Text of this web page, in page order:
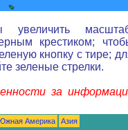
увеличить
крестиком;
кнопку с тире;
зеленые стрелки.
за
Америка Азия